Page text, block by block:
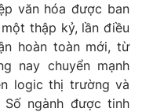
văn hóa được ban
thập kỷ, lần điều
hoàn toàn mới, từ
nay chuyển mạnh
logic thị trường và
ngành được tinh